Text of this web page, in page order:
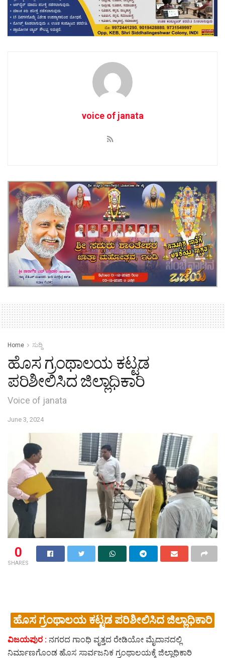
voice of janata
Home ಸುದ್ದಿ
ಹೊಸ ಗ್ರಂಥಾಲಯ ಕಟ್ಟಡ
ಪರಿಶೀಲಿಸಿದ ಜಿಲ್ಲಾಧಿಕಾರಿ
Voice of janata
June 3, 2024
0
SHARES
ಹೊಸ ಗ್ರಂಥಾಲಯ ಕಟ್ಟಡ ಪರಿಶೀಲಿಸಿದ ಜಿಲ್ಲಾಧಿಕಾರಿ
ವಿಜಯಪುರ : ನಗರದ ಗಾಂಧಿ ವೃತ್ತದ ರೇಡಿಯೋ ಮೈದಾನದಲ್ಲಿ
ನಿರ್ಮಾಣಗೊಂಡ ಹೊಸ ಸಾರ್ವಜನಿಕ ಗ್ರಂಥಾಲಯಕ್ಕೆ ಜಿಲ್ಲಾಧಿಕಾರಿ